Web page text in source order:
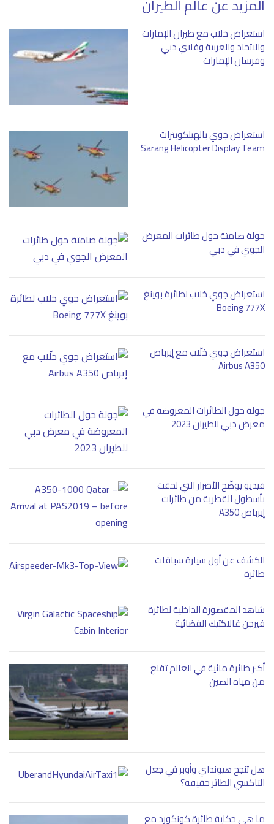
المزيد عن عالم الطيران
استعراض خلاب مع طيران الإمارات
والاتحاد والعربية وفلاي دبي
وفرسان الإمارات
استعراض جوي بالهيلكوبترات
Sarang Helicopter Display Team
جولة صامتة حول طائرات المعرض
الجوي في دبي
استعراض جوي خلاب لطائرة بوينغ
Boeing 777X
استعراض جوي خلّاب مع إيرباص
Airbus A350
جولة حول الطائرات المعروضة في
معرض دبي للطيران 2023
فيديو يوضّح الأضرار التي لحقت
بأسطول القطرية من طائرات
إيرباص A350
الكشف عن أول سيارة سباقات
طائرة
شاهد المقصورة الداخلية لطائرة
فيرجن غالاكتيك الفضائية
أكبر طائرة مائية في العالم تقلع
من مياه الصين
هل تنجح هيونداي وأوبر في جعل
التاكسي الطائر حقيقة؟
ما هي حكاية طائرة كونكورد مع